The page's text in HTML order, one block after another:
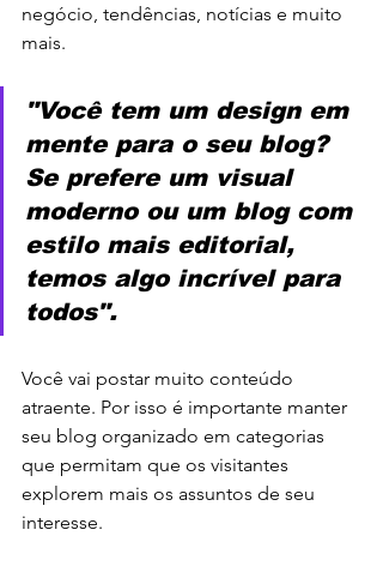
negócio, tendências, notícias e muito
mais.
"Você tem um design em
mente para o seu blog?
Se prefere um visual
moderno ou um blog com
estilo mais editorial,
temos algo incrível para
todos".
Você vai postar muito conteúdo
atraente. Por isso é importante manter
seu blog organizado em categorias
que permitam que os visitantes
explorem mais os assuntos de seu
interesse.